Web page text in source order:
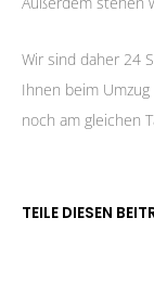
Wir sind daher 24
Ihnen beim
noch am gleichen
TEILE DIESEN